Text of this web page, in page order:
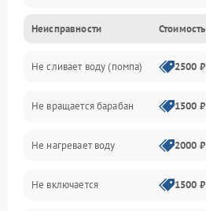
Электропитание
Водоснабжение
Слив
Программное обеспечение
Неисправности Стоимость
Не сливает воду (помпа) 2500 ₽
Не вращается барабан 1500 ₽
Не нагревает воду 2000 ₽
Не включается 1500 ₽